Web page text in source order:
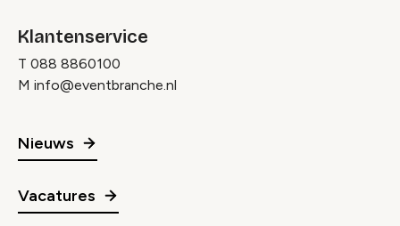
Klantenservice
T 088 8860100
M info@eventbranche.nl
Nieuws
Vacatures